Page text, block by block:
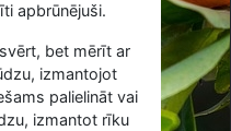
apbrūnējuši.
bet mērīt ar
izmantojot
palielināt vai
izmantot rīku